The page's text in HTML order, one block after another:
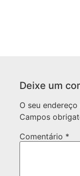
Deixe um
O seu
Campos
Comentário *